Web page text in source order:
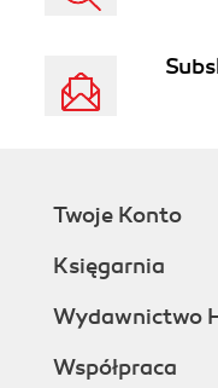
Twoje Konto
Księgarnia
Wydawnictwo
Współpraca